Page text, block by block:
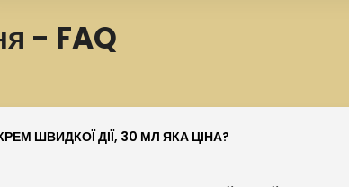
- FAQ
ШВИДКОЇ ДІЇ, 30 МЛ ЯКА ЦІНА?